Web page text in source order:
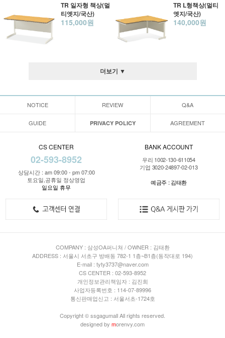
TR 일자형 책상(멀
티엣지/국산)
115,000원
TR L형책상(멀티
엣지/국산)
140,000원
더보기 ▼
NOTICE REVIEW Q&A
GUIDE PRIVACY POLICY AGREEMENT
CS CENTER
02-593-8952
상담시간 : am 09:00 - pm 07:00
토요일,공휴일 정상영업
일요일 휴무
BANK ACCOUNT
우리 1002-130-611054
기업 3020-24897-02-013
예금주 : 김태환
COMPANY : 삼성OA퍼니쳐 / OWNER : 김태환
ADDRESS : 서울시 서초구 방배동 782-1 1층~B1층(동작대로 194)
E-mail : tyty3737@naver.com
CS CENTER : 02-593-8952
개인정보관리책임자 : 김진희
사업자등록번호 : 114-07-89996
통신판매업신고 : 서울서초-1724호
Copyright © ssgagumall All rights reserved.
designed by morenvy.com